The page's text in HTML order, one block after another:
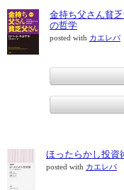
金持ち父さん貧
の哲学
posted with カエレバ
ほったらかし投資
posted with カエレバ